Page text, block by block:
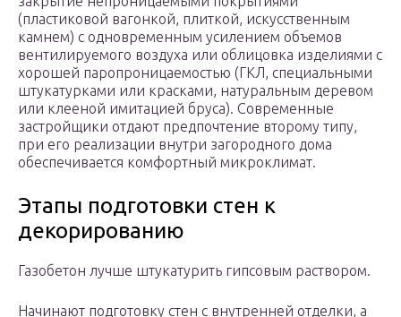
(пластиковой вагонкой, плиткой, искусственным
камнем) с одновременным усилением объемов
вентилируемого воздуха или облицовка изделиями с
хорошей паропроницаемостью (ГКЛ, специальными
штукатурками или красками, натуральным деревом
или клееной имитацией бруса). Современные
застройщики отдают предпочтение второму типу,
при его реализации внутри загородного дома
обеспечивается комфортный микроклимат.
Этапы подготовки стен к
декорированию
Газобетон лучше штукатурить гипсовым раствором.
Начинают подготовку стен с внутренней отделки, а